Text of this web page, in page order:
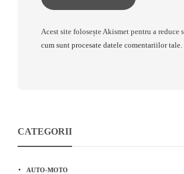
Acest site folosește Akismet pentru a reduce
cum sunt procesate datele comentariilor tale
CATEGORII
AUTO-MOTO